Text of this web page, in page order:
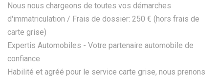
Nous nous chargeons de toutes vos démarches
d'immatriculation / Frais de dossier: 250 € (hors frais de
carte grise)
Expertis Automobiles - Votre partenaire automobile de
confiance
Habilité et agréé pour le service carte grise, nous prenons